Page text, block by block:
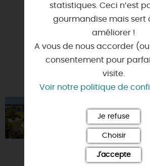
De juillet à octobre,
réservation (06 22 43
DOMAINE LES
45500 - POILLY-LEZ-
A deux pas de la
châteaux de la Loire,
statistiques. Ceci n’est
gourmandise mais sert
améliorer !
A vous de nous accorder
consentement pour
visite.
Voir notre politique de
Je refuse
Choisir
J'accepte